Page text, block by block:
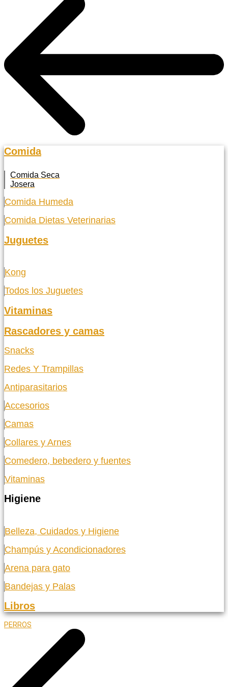
Comida
Comida Seca
Josera
Comida Humeda
Comida Dietas Veterinarias
Juguetes
Kong
Todos los Juguetes
Vitaminas
Rascadores y camas
Snacks
Redes Y Trampillas
Antiparasitarios
Accesorios
Camas
Collares y Arnes
Comedero, bebedero y fuentes
Vitaminas
Higiene
Belleza, Cuidados y Higiene
Champús y Acondicionadores
Arena para gato
Bandejas y Palas
Libros
PERROS